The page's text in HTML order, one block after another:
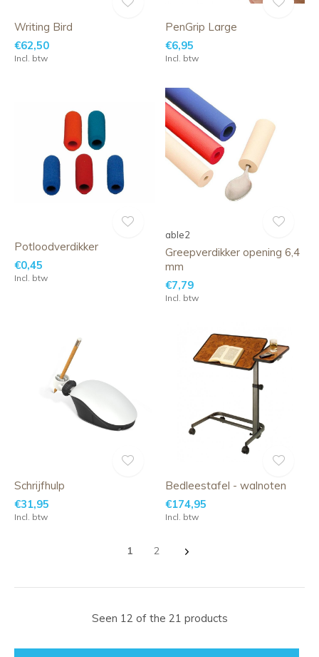
Writing Bird
€62,50
Incl. btw
PenGrip Large
€6,95
Incl. btw
Potloodverdikker
€0,45
Incl. btw
able2
Greepverdikker opening 6,4
mm
€7,79
Incl. btw
Schrijfhulp
€31,95
Incl. btw
Bedleestafel - walnoten
€174,95
Incl. btw
1 2
Seen 12 of the 21 products